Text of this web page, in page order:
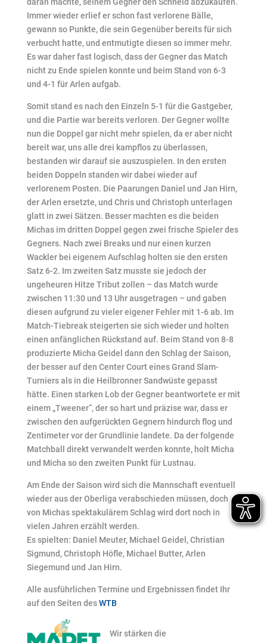
daran machte, seinem Gegner den Schneid abzukaufen.
Immer wieder erlief er schon fast verlorene Bälle,
gewann so Punkte, die sein Gegenüber bereits für sich
verbucht hatte, und entmutigte diesen so immer mehr.
Es war daher fast logisch, dass der Gegner das Match
nicht zu Ende spielen konnte und beim Stand von 6-3
und 4-1 für Arlen aufgab.
Somit stand es nach den Einzeln 5-1 für die Gastgeber,
und die Partie war bereits verloren. Der Gegner wollte
nun die Doppel gar nicht mehr spielen, da er aber nicht
bereit war, uns alle drei kampflos zu überlassen,
bestanden wir darauf sie auszuspielen. In den ersten
beiden Doppeln standen wir dabei wieder auf
verlorenem Posten. Die Paarungen Daniel und Jan Hirn,
der Arlen ersetzte, und Chris und Christoph unterlagen
glatt in zwei Sätzen. Besser machten es die beiden
Michas im dritten Doppel gegen zwei frische Spieler des
Gegners. Nach zwei Breaks und nur einen kurzen
Wackler bei eigenem Aufschlag holten sie den ersten
Satz 6-2. Im zweiten Satz musste sie jedoch der
ungeheuren Hitze Tribut zollen – das Match wurde
zwischen 11:30 und 13 Uhr ausgetragen – und gaben
diesen aufgrund zu vieler eigener Fehler mit 1-6 ab. Im
Match-Tiebreak steigerten sie sich wieder und holten
einen anfänglichen Rückstand auf. Beim Stand von 8-8
produzierte Micha Geidel dann den Schlag der Saison,
der besser auf den Center Court eines Grand Slam-
Turniers als in die Heilbronner Sandwüste gepasst
hätte. Einen starken Lob der Gegner beantwortete er mit
einem „Tweener“, der so hart und präzise war, dass er
zwischen den aufgerückten Gegnern hindurch flog und
Zentimeter vor der Grundlinie landete. Da der folgende
Matchball direkt verwandelt werden konnte, holt Micha
und Micha so den zweiten Punkt für Lustnau.
Am Ende der Saison wird sich die Mannschaft eventuell
wieder aus der Oberliga verabschieden müssen, doch
von Michas spektakulärem Schlag wird dort noch in
vielen Jahren erzählt werden.
Es spielten: Daniel Meuter, Michael Geidel, Christian
Sigmund, Christoph Höfle, Michael Butter, Arlen
Siegemund und Jan Hirn.
Alle ausführlichen Termine und Ergebnissen findet Ihr
auf den Seiten desWTB
Wir stärken die